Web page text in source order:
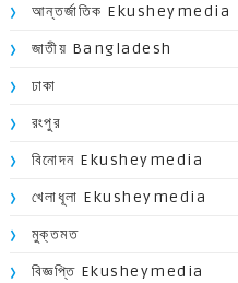
আন্তর্জাতিক Ekusheymedia
জাতীয় Bangladesh
ঢাকা
রংপুর
বিনোদন Ekusheymedia
খেলাধূলা Ekusheymedia
মুক্তমত
বিজ্ঞপ্তি Ekusheymedia